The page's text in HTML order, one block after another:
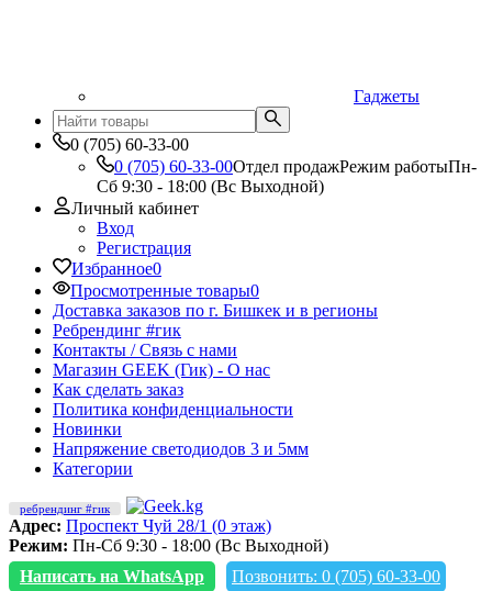
Гаджеты
0 (705) 60-33-00
0 (705) 60-33-00Отдел продажРежим работыПн-
Сб 9:30 - 18:00 (Вс Выходной)
Личный кабинет
Вход
Регистрация
Избранное0
Просмотренные товары0
Доставка заказов по г. Бишкек и в регионы
Ребрендинг #гик
Контакты / Связь с нами
Магазин GEEK (Гик) - О нас
Как сделать заказ
Политика конфиденциальности
Новинки
Напряжение светодиодов 3 и 5мм
Категории
ребрендинг #гик
Адрес: Проспект Чуй 28/1 (0 этаж)
Режим: Пн-Сб 9:30 - 18:00 (Вс Выходной)
Написать на WhatsApp
Позвонить: 0 (705) 60-33-00